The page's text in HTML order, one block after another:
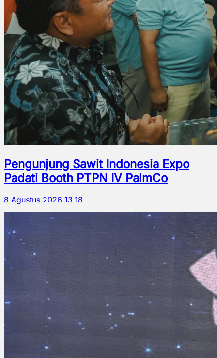
Pengunjung Sawit Indonesia Expo
Padati Booth PTPN IV PalmCo
8 Agustus 2026 13.18